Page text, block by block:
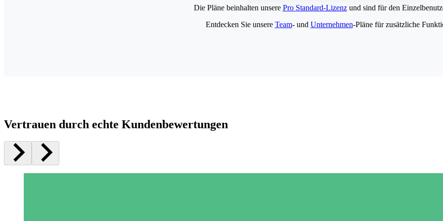
Die Pläne beinhalten unsere Pro Standard-Lizenzund sind für den
Entdecken Sie unsere Team- und Unternehmen-Pläne für zusätzliche
Vertrauen durch echte Kundenbewertungen